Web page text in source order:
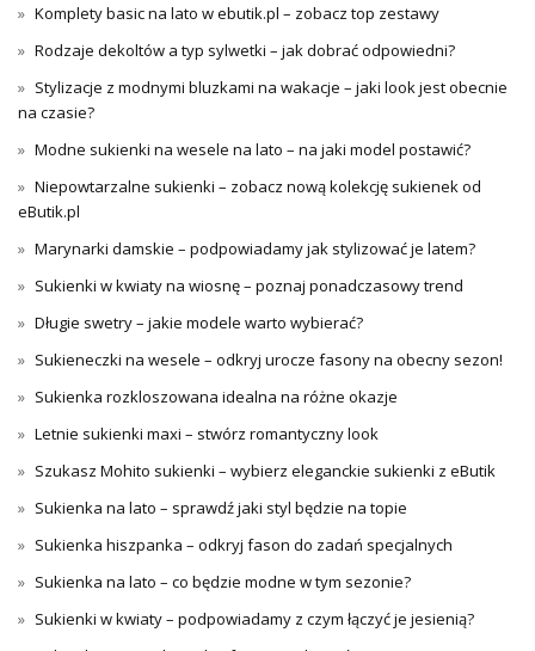
Komplety basic na lato w ebutik.pl – zobacz top zestawy
Rodzaje dekoltów a typ sylwetki – jak dobrać odpowiedni?
Stylizacje z modnymi bluzkami na wakacje – jaki look jest obecnie
na czasie?
Modne sukienki na wesele na lato – na jaki model postawić?
Niepowtarzalne sukienki – zobacz nową kolekcję sukienek od
eButik.pl
Marynarki damskie – podpowiadamy jak stylizować je latem?
Sukienki w kwiaty na wiosnę – poznaj ponadczasowy trend
Długie swetry – jakie modele warto wybierać?
Sukieneczki na wesele – odkryj urocze fasony na obecny sezon!
Sukienka rozkloszowana idealna na różne okazje
Letnie sukienki maxi – stwórz romantyczny look
Szukasz Mohito sukienki – wybierz eleganckie sukienki z eButik
Sukienka na lato – sprawdź jaki styl będzie na topie
Sukienka hiszpanka – odkryj fason do zadań specjalnych
Sukienka na lato – co będzie modne w tym sezonie?
Sukienki w kwiaty – podpowiadamy z czym łączyć je jesienią?